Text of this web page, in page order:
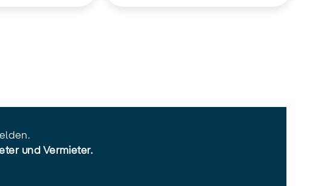
und Vermieter.